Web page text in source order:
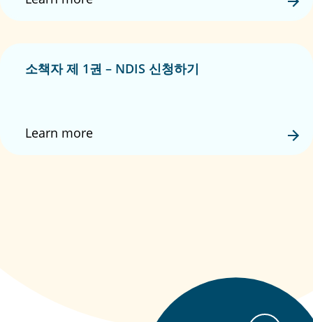
소책자 제 1권 – NDIS 신청하기
Learn more